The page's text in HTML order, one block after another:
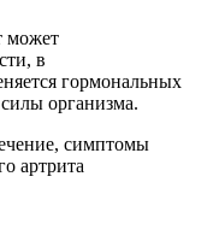
может
в
гормональных
организма.
артрита